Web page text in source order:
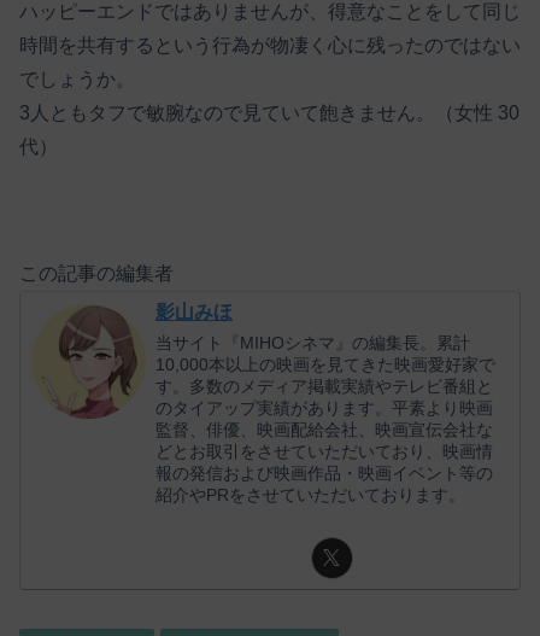
ハッピーエンドではありませんが、得意なことをして同じ
時間を共有するという行為が物凄く心に残ったのではない
でしょうか。
3人ともタフで敏腕なので見ていて飽きません。（女性 30
代）
この記事の編集者
影山みほ
当サイト『MIHOシネマ』の編集長。累計
10,000本以上の映画を見てきた映画愛好家で
す。多数のメディア掲載実績やテレビ番組と
のタイアップ実績があります。平素より映画
監督、俳優、映画配給会社、映画宣伝会社な
どとお取引をさせていただいており、映画情
報の発信および映画作品・映画イベント等の
紹介やPRをさせていただいております。